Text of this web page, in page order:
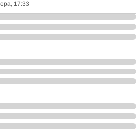
17:33